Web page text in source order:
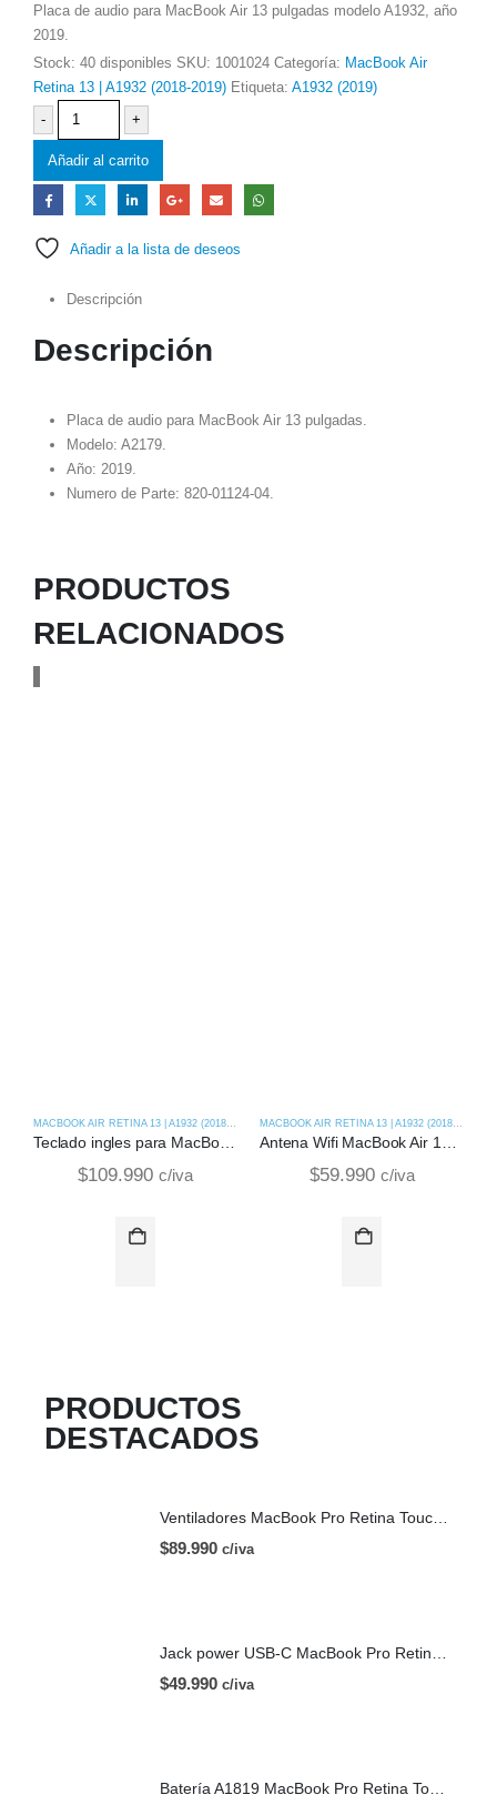
Placa de audio para MacBook Air 13 pulgadas modelo A1932, año
2019.
Stock: 40 disponibles SKU: 1001024 Categoría: MacBook Air
Retina 13 | A1932 (2018-2019) Etiqueta: A1932 (2019)
-
+
Añadir al carrito
Añadir a la lista de deseos
Descripción
Descripción
Placa de audio para MacBook Air 13 pulgadas.
Modelo: A2179.
Año: 2019.
Numero de Parte: 820-01124-04.
PRODUCTOS
RELACIONADOS
MACBOOK AIR RETINA 13 | A1932 (2018-2019)
Teclado ingles para MacBook Air 13 | A1932 (2019)
$109.990 c/iva
MACBOOK AIR RETINA 13 | A1932 (2018-2019)
$59.990 c/iva
PRODUCTOS
DESTACADOS
$89.990 c/iva
$49.990 c/iva